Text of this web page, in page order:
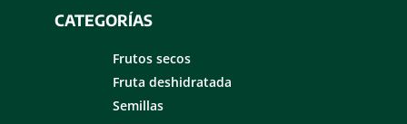
CATEGORÍAS
Frutos secos
Fruta deshidratada
Semillas